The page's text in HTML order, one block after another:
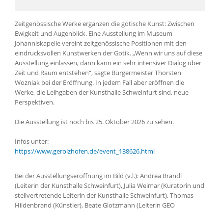
Zeitgenössische Werke ergänzen die gotische Kunst: Zwischen
Ewigkeit und Augenblick. Eine Ausstellung im Museum
Johanniskapelle vereint zeitgenössische Positionen mit den
eindrucksvollen Kunstwerken der Gotik. „Wenn wir uns auf diese
Ausstellung einlassen, dann kann ein sehr intensiver Dialog über
Zeit und Raum entstehen“, sagte Bürgermeister Thorsten
Wozniak bei der Eröffnung. In jedem Fall aber eröffnen die
Werke, die Leihgaben der Kunsthalle Schweinfurt sind, neue
Perspektiven.
Die Ausstellung ist noch bis 25. Oktober 2026 zu sehen.
Infos unter:
https://www.gerolzhofen.de/event_138626.html
Bei der Ausstellungseröffnung im Bild (v.l.): Andrea Brandl
(Leiterin der Kunsthalle Schweinfurt), Julia Weimar (Kuratorin und
stellvertretende Leiterin der Kunsthalle Schweinfurt), Thomas
Hildenbrand (Künstler), Beate Glotzmann (Leiterin GEO